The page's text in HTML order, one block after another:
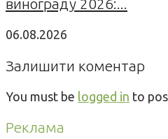
винограду 2026:...
06.08.2026
Залишити коментар
You must be logged in to
Реклама